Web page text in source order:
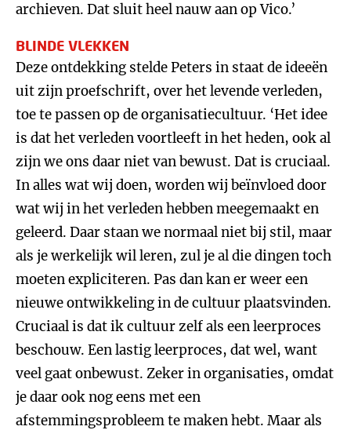
archieven. Dat sluit heel nauw aan op Vico.’
BLINDE VLEKKEN
Deze ontdekking stelde Peters in staat de ideeën
uit zijn proefschrift, over het levende verleden,
toe te passen op de organisatiecultuur. ‘Het idee
is dat het verleden voortleeft in het heden, ook al
zijn we ons daar niet van bewust. Dat is cruciaal.
In alles wat wij doen, worden wij beïnvloed door
wat wij in het verleden hebben meegemaakt en
geleerd. Daar staan we normaal niet bij stil, maar
als je werkelijk wil leren, zul je al die dingen toch
moeten expliciteren. Pas dan kan er weer een
nieuwe ontwikkeling in de cultuur plaatsvinden.
Cruciaal is dat ik cultuur zelf als een leerproces
beschouw. Een lastig leerproces, dat wel, want
veel gaat onbewust. Zeker in organisaties, omdat
je daar ook nog eens met een
afstemmingsprobleem te maken hebt. Maar als